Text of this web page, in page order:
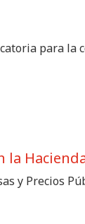
para
y Precios